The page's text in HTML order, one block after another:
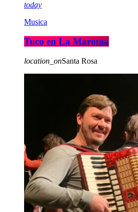
today
Musica
Tuco en La Maroma
location_onSanta Rosa